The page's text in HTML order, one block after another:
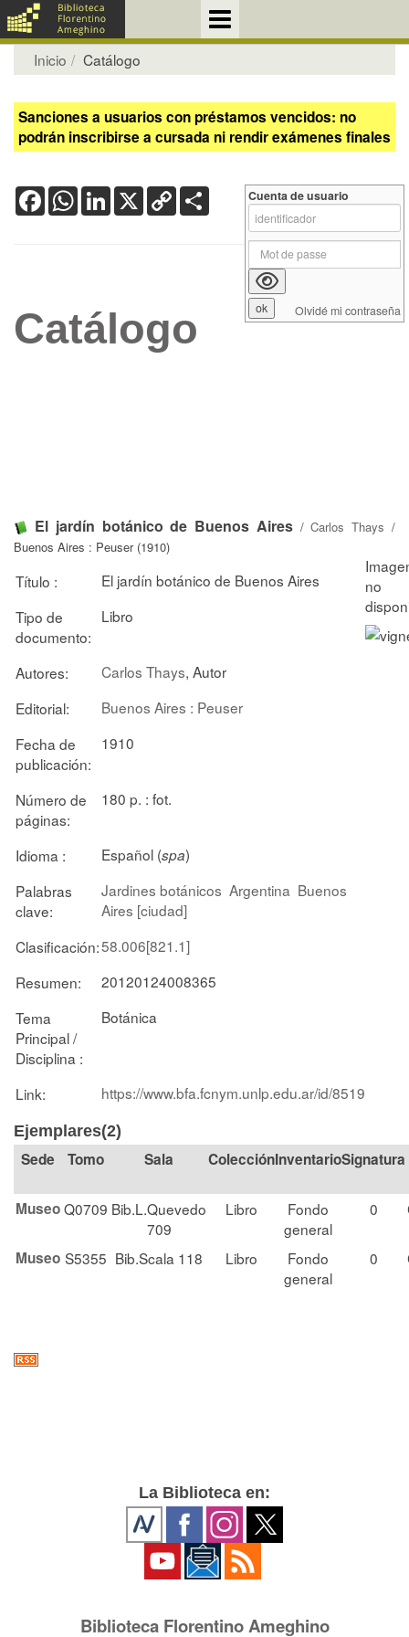
Inicio Catálogo
Sanciones a usuarios con préstamos vencidos: no
podrán inscribirse a cursada ni rendir exámenes finales
FacebookWhatsApp
LinkedIn
X Copy
Link
Catálogo
El jardín botánico de Buenos Aires/Carlos Thays /
Buenos Aires : Peuser (1910)
Título :
El jardín botánico de Buenos Aires
Tipo de
documento:
Libro
Autores: Carlos Thays, Autor
Editorial:
Buenos Aires : Peuser
Fecha de
publicación:
1910
Número de
páginas:
180 p. : fot.
Idioma : Español (spa)
Palabras
clave:
Jardines botánicos Argentina Buenos
Aires [ciudad]
Clasificación:58.006[821.1]
Resumen:
20120124008365
Tema
Principal /
Disciplina :
Botánica
Link: https://www.bfa.fcnym.unlp.edu.ar/id/8519
Ejemplares(2)
Tomo Sala Colección Signatura
MuseoQ0709 Bib.L.Quevedo
709
Libro
Fondo
general
0
Museo S5355 Bib.Scala 118 Libro
Fondo
general
0
Cuenta de usuario
Olvidé mi contraseña
La Biblioteca en:
Biblioteca Florentino Ameghino